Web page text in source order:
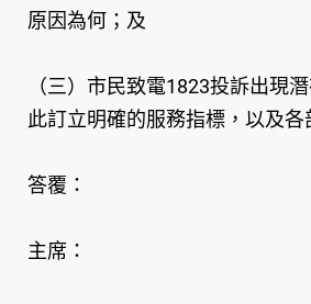
原因為何；及
（三）市民致電1823投訴出現
此訂立明確的服務指標，以及
答覆：
主席：